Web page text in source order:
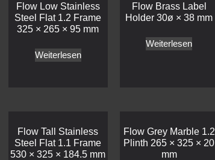
Flow Low Stainless
Steel Flat 1.2 Frame
325 × 265 × 95 mm
Weiterlesen
Flow Brass Label
Holder 30ø × 38 mm
Weiterlesen
Flow Tall Stainless
Steel Flat 1.1 Frame
530 × 325 × 184.5 mm
Flow Grey Marble 1.2
Plinth 265 × 325 × 20
mm